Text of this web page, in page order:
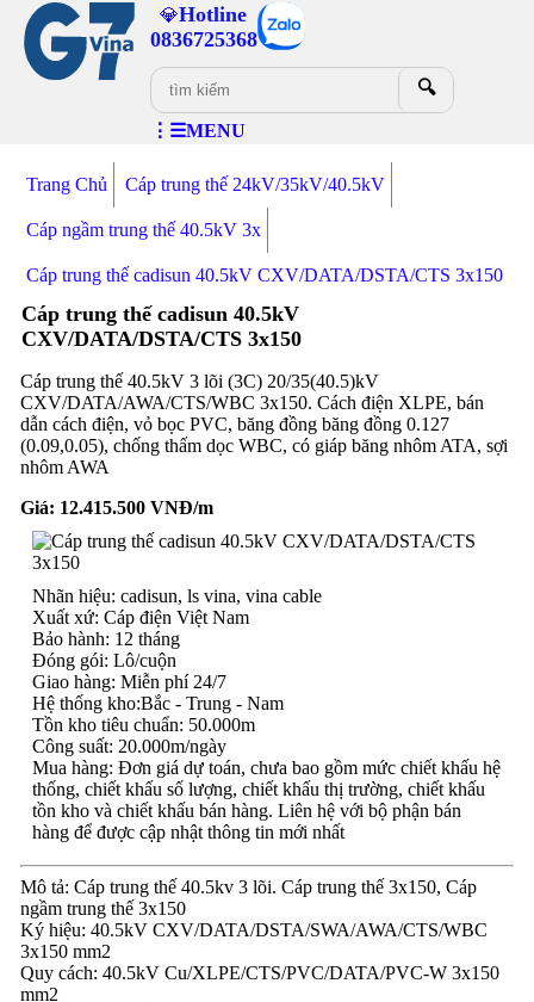
💎Hotline
0836725368
🔍
⋮☰MENU
Trang Chủ Cáp trung thế 24kV/35kV/40.5kV
Cáp ngầm trung thế 40.5kV 3x
Cáp trung thế cadisun 40.5kV CXV/DATA/DSTA/CTS 3x150
Cáp trung thế cadisun 40.5kV
CXV/DATA/DSTA/CTS 3x150
Cáp trung thế 40.5kV 3 lõi (3C) 20/35(40.5)kV
CXV/DATA/AWA/CTS/WBC 3x150. Cách điện XLPE, bán
dẫn cách điện, vỏ bọc PVC, băng đồng băng đồng 0.127
(0.09,0.05), chống thấm dọc WBC, có giáp băng nhôm ATA, sợi
nhôm AWA
Giá: 12.415.500VNĐ/m
Nhãn hiệu: cadisun, ls vina, vina cable
Xuất xứ: Cáp điện Việt Nam
Bảo hành: 12 tháng
Đóng gói: Lô/cuộn
Giao hàng: Miễn phí 24/7
Hệ thống kho:Bắc - Trung - Nam
Tồn kho tiêu chuẩn: 50.000m
Công suất: 20.000m/ngày
Mua hàng: Đơn giá dự toán, chưa bao gồm mức chiết khấu hệ
thống, chiết khấu số lượng, chiết khấu thị trường, chiết khấu
tồn kho và chiết khấu bán hàng. Liên hệ với bộ phận bán
hàng để được cập nhật thông tin mới nhất
Mô tả: Cáp trung thế 40.5kv 3 lõi. Cáp trung thế 3x150, Cáp
ngầm trung thế 3x150
Ký hiệu: 40.5kV CXV/DATA/DSTA/SWA/AWA/CTS/WBC
3x150 mm2
Quy cách: 40.5kV Cu/XLPE/CTS/PVC/DATA/PVC-W 3x150
mm2